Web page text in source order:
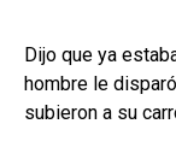
Dijo que ya
hombre le
subieron a su